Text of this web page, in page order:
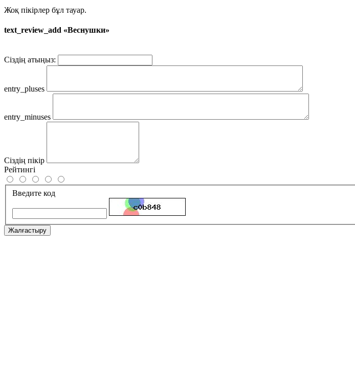
Жоқ пікірлер бұл тауар.
text_review_add «Веснушки»
Сіздің атыңыз:
entry_pluses
entry_minuses
Сіздің пікір
Рейтингі
Введите код
Жалғастыру